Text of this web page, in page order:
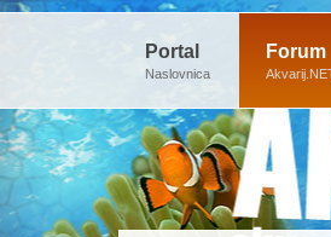
Portal
Naslovnica
Forum